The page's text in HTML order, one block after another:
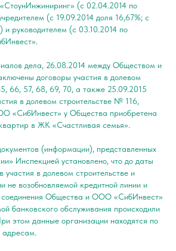
(с 02.04.2014 по
(с 19.09.2014 доля 16,67%; с
и руководителем (с 03.10.2014 по
дела, 26.08.2014 между Обществом и
договоры участия в долевом
66, 57, 68, 69, 70, а также 25.09.2015
в долевом строительстве № 116,
«СибИнвест» у Общества приобретена
в ЖК «Счастливая семья».
(информации), представленных
Инспекцией установлено, что до даты
участия в долевом строительстве и
не возобновляемой кредитной линии и
соединения Общества и ООО «СибИнвест»
банковского обслуживания происходили
этом данные организации находятся по